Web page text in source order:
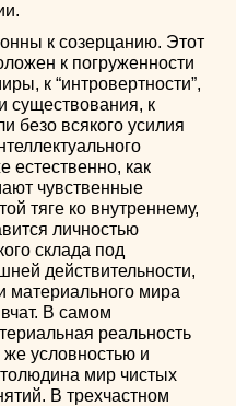
к созерцанию. Этот
к погруженности
к “интровертности”,
существования, к
безо всякого усилия
естественно, как
чувственные
тяге ко внутреннему,
личностью
склада под
действительности,
материального мира
В самом
реальность
же условностью и
мир чистых
В трехчастном